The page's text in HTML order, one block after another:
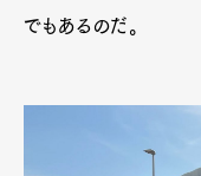
でもあるのだ。